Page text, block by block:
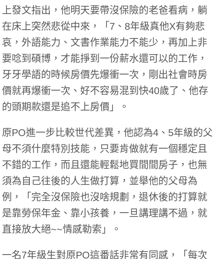
上發文指出，他明天要帶沒保險的老爸看病，躺
在床上突然悲從中來，「7、8年級真他X有夠悲
哀，外語能力、文書作業能力不能少，再加上非
要唸到碩博，才能掙到一份薪水還可以的工作，
牙牙學語的時候房價先爆衝一次，剛出社會時房
價就再爆衝一次、好不容易混到快40歲了、他存
的頭期款還是追不上房價」。
原PO進一步比較世代差異，他認為4、5年級的父
母不須什麼特別技能，只要肯做就有一個穩定且
不錯的工作，而且還能輕鬆地買間間房子，也無
須為自己往後的人生做打算，並舉他的父母為
例，「完全沒保險也沒啥規劃，退休後的打算就
是靠勞保年金、靠小孩養，一旦講理講不過，就
直接放大絕~~情感勒索」。
一名7年級生對原PO這番話非常有同感，「每次